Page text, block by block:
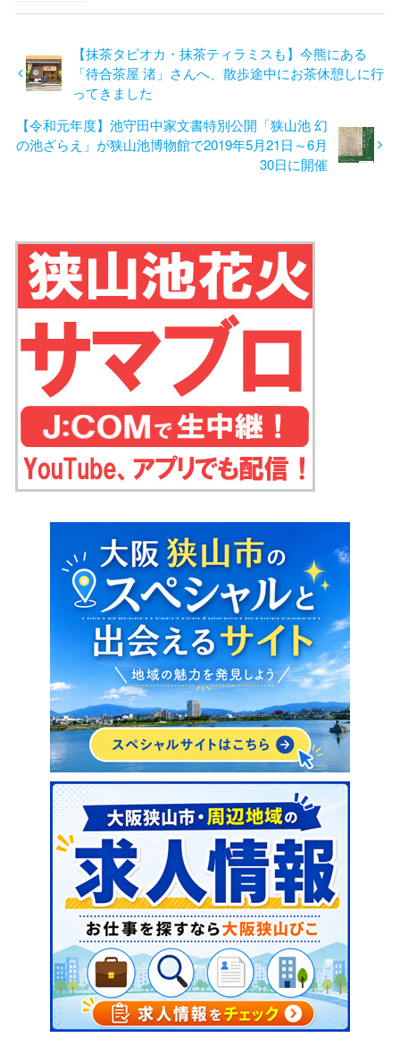
【抹茶タピオカ・抹茶ティラミスも】今熊にある
「待合茶屋 渚」さんへ、散歩途中にお茶休憩しに行
ってきました
【令和元年度】池守田中家文書特別公開「狭山池 幻
の池ざらえ」が狭山池博物館で2019年5月21日～6月
30日に開催